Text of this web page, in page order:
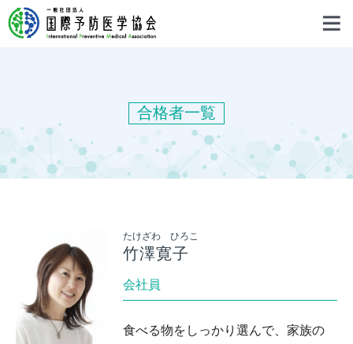
合格者一覧
たけざわ ひろこ
竹澤寛子
会社員
食べる物をしっかり選んで、家族の